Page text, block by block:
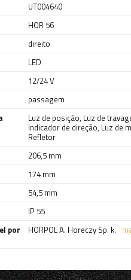
UT004640
HOR 56
direito
LED
12/24 V
passagem
Luz de posição, Luz de
Indicador de direção, Luz de
Refletor
206,5 mm
174 mm
54,5 mm
IP 55
por
HORPOL A. Horeczy Sp. k.